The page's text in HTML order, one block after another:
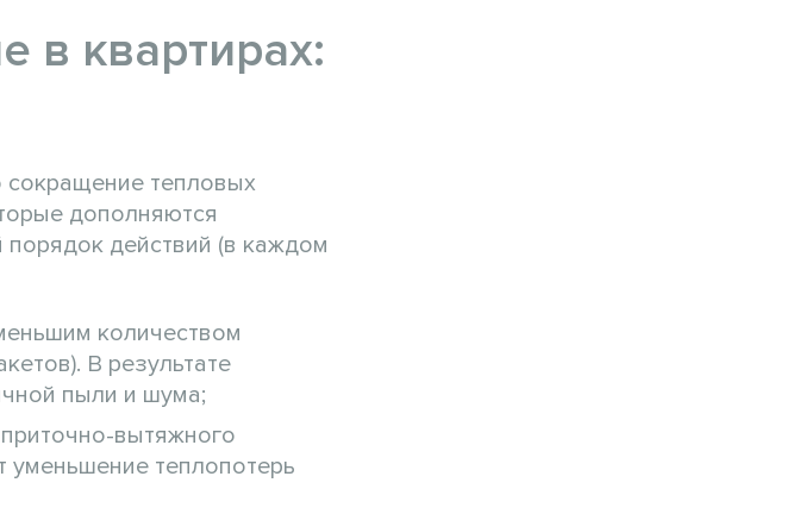
в квартирах:
сокращение тепловых
дополняются
действий (в каждом
количеством
В результате
пыли и шума;
вытяжного
уменьшение теплопотерь